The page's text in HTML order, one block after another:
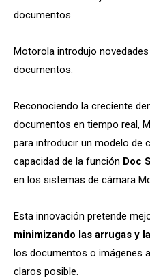
Motorola introdujo
documentos.
Reconociendo la creciente
documentos en tiempo real,
para introducir un modelo de
capacidad de la función Doc
en los sistemas de cámara
Esta innovación pretende
minimizando las arrugas y
los documentos o imágenes
claros posible.